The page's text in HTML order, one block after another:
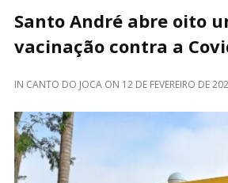
Santo André abre oito
vacinação contra a
IN CANTO DO JOCA ON 12 DE FEVEREIRO DE